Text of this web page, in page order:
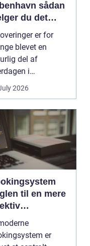
sådan
du det
studie
er for
blevet en
del af
i
Byen er
med dygtige...
2026
til en mere
er